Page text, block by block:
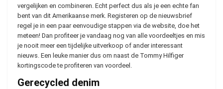
vergelijken en combineren. Echt perfect dus als je een echte fan
bent van dit Amerikaanse merk. Registeren op de nieuwsbrief
regel je in een paar eenvoudige stappen via de website, doe het
meteen! Dan profiteer je vandaag nog van alle voordeeltjes en mis
je nooit meer een tijdelijke uitverkoop of ander interessant
nieuws. Een leuke manier dus om naast de Tommy Hilfiger
kortingscode te profiteren van voordeel.
Gerecycled denim